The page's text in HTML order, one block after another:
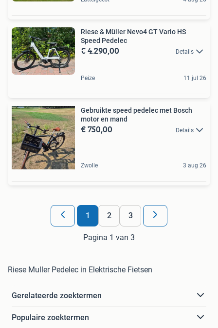
Riese & Müller Nevo4 GT Vario HS
Speed Pedelec
€ 4.290,00 Details
Peize 11 jul 26
Gebruikte speed pedelec met Bosch
motor en mand
€ 750,00 Details
Zwolle 3 aug 26
1 2 3
Pagina 1 van 3
Riese Muller Pedelec in Elektrische Fietsen
Gerelateerde zoektermen
Populaire zoektermen